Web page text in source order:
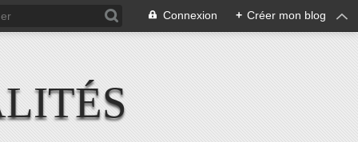
Connexion + Créer mon blog